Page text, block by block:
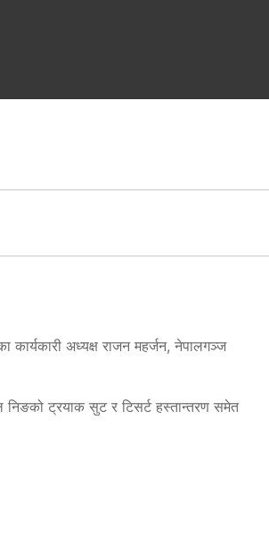
अध्यक्ष राजन महर्जन, नेपालगञ्ज
निङको‌ ट्रयाक सुट र टिसर्ट हस्तान्तरण समेत